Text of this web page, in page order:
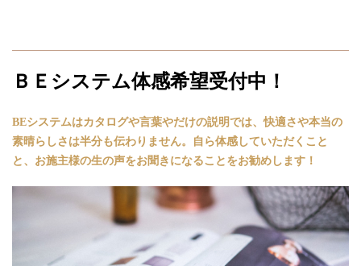
ＢＥシステム体感希望受付中！
BEシステムはカタログや言葉やだけの説明では、快適さや本当の
素晴らしさは半分も伝わりません。
自ら体感していただくこと
と、お施主様の生の声をお聞きになることをお勧めします！